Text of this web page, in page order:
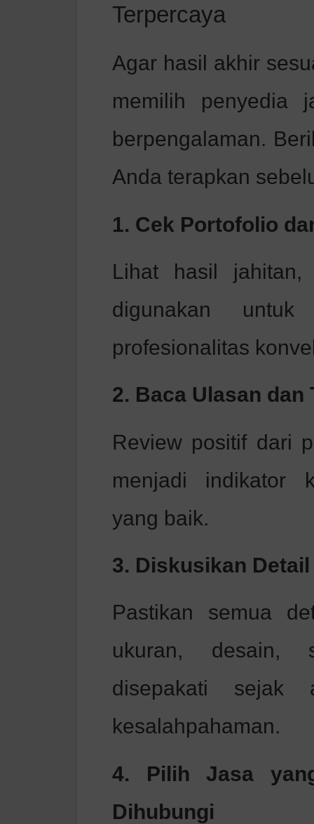
Terpercaya
Agar hasil akhir
memilih penyedia
berpengalaman.
Anda terapkan
1. Cek Portofolio
Lihat hasil
digunakan
profesionalitas
2. Baca Ulasan
Review positif dari
menjadi indikator
yang baik.
3. Diskusikan
Pastikan semua
ukuran, desain,
disepakati sejak
kesalahpahaman.
4. Pilih Jasa
Dihubungi